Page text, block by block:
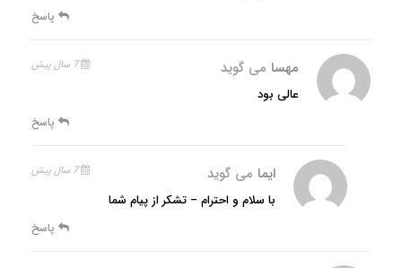
پاسخ
مهسا می گوید 7 سال پیش
عالی بود
پاسخ
ایما می گوید 7 سال پیش
با سلام و احترام – تشکر از پیام شما
پاسخ